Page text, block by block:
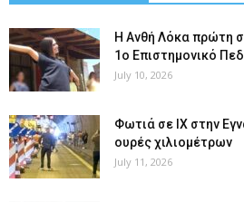
Η Ανθή Λόκα πρώτη
1ο Επιστημονικό
July 10, 2026
Φωτιά σε ΙΧ στην
ουρές χιλιομέτρων
July 11, 2026